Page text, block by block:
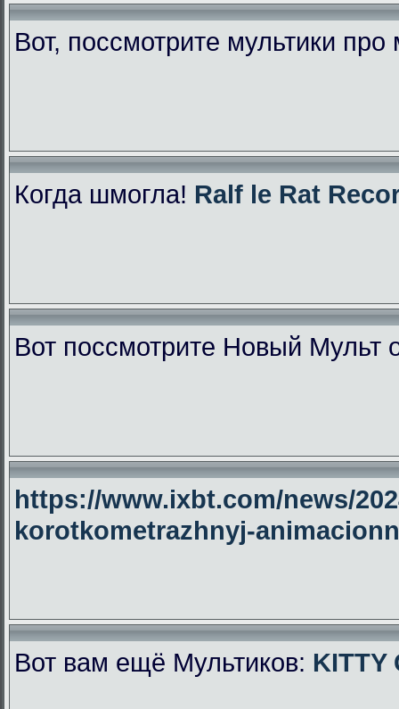
Вот, поссмотрите мультики
Когда шмогла! Ralf le Rat
Вот поссмотрите Новый Мульт
https://www.ixbt.com/news/
korotkometrazhnyj-
Вот вам ещё Мультиков: KITTY